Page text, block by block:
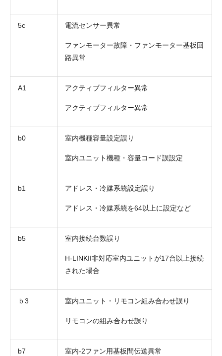
5c 電流センサー異常
ファンモーター故障・ファンモーター基板回
路異常
A1 アクティブフィルター異常
アクティブフィルター異常
b0 室内機種容量設定誤り
室内ユニット機種・容量コード誤設定
b1 アドレス・冷媒系統設定誤り
アドレス・冷媒系統を64以上に設定など
b5 室内接続台数誤り
H-LINKII非対応室内ユニットが17台以上接続
された場合
ｂ3 室内ユニット・リモコン組み合わせ誤り
リモコンの組み合わせ誤り
b7 室内-2ファン用基板間伝送異常